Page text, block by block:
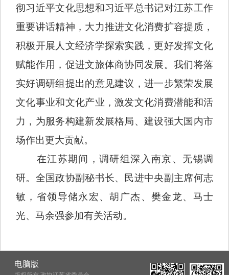
彻习近平文化思想和习近平总书记对江苏工作
重要讲话精神，大力推进文化消费扩容提质，
积极开展人文经济学探索实践，更好发挥文化
赋能作用，促进文旅体商协同发展。我们将落
实好调研组提出的意见建议，进一步繁荣发展
文化事业和文化产业，激发文化消费潜能和活
力，为服务构建新发展格局、建设强大国内市
场作出更大贡献。
在江苏期间，调研组深入南京、无锡调
研。全国政协副秘书长、民进中央副主席何志
敏，省领导储永宏、胡广杰、樊金龙、马士
光、马余强参加有关活动。
电脑版